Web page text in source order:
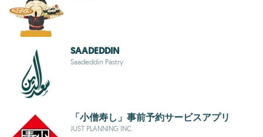
SAADEDDIN
Saadeddin Pastry
「小僧寿し」事前予約サービスアプリ
JUST PLANNING INC.